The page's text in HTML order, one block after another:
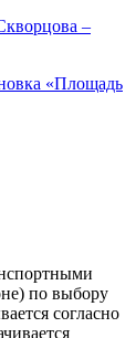
–
«Площадь
по выбору
согласно